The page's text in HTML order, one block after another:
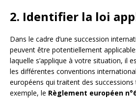
2. Identifier la loi
Dans le cadre d’une succession
peuvent être potentiellement
laquelle s’applique à votre situation, il
les différentes conventions
européens qui traitent des
exemple, le Règlement européen